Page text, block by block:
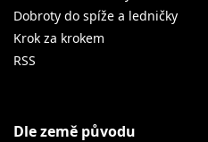
Dobroty do spíže a ledničky
Krok za krokem
RSS
Dle země původu